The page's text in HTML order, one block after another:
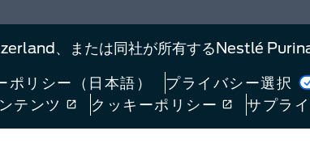
、または同社が所有するNestlé Purina
ポリシー（日本語）​ プライバシー選択
テンツ
クッキーポリシー サプラ